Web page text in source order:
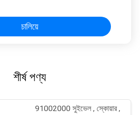
চালিয়ে
শীর্ষ পণ্য
91002000 সুইভেল , স্কোয়ার ,